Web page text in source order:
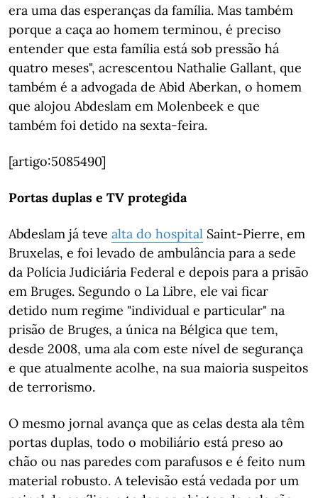
era uma das esperanças da família. Mas também
porque a caça ao homem terminou, é preciso
entender que esta família está sob pressão há
quatro meses", acrescentou Nathalie Gallant, que
também é a advogada de Abid Aberkan, o homem
que alojou Abdeslam em Molenbeek e que
também foi detido na sexta-feira.
[artigo:5085490]
Portas duplas e TV protegida
Abdeslam já teve alta do hospital Saint-Pierre, em
Bruxelas, e foi levado de ambulância para a sede
da Polícia Judiciária Federal e depois para a prisão
em Bruges. Segundo o La Libre, ele vai ficar
detido num regime "individual e particular" na
prisão de Bruges, a única na Bélgica que tem,
desde 2008, uma ala com este nível de segurança
e que atualmente acolhe, na sua maioria suspeitos
de terrorismo.
O mesmo jornal avança que as celas desta ala têm
portas duplas, todo o mobiliário está preso ao
chão ou nas paredes com parafusos e é feito num
material robusto. A televisão está vedada por um